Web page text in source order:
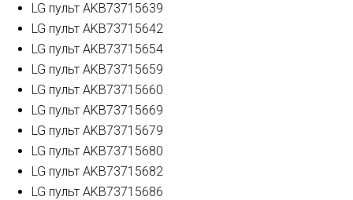
LG пульт AKB73715639
LG пульт AKB73715642
LG пульт AKB73715654
LG пульт AKB73715659
LG пульт AKB73715660
LG пульт AKB73715669
LG пульт AKB73715679
LG пульт AKB73715680
LG пульт AKB73715682
LG пульт AKB73715686